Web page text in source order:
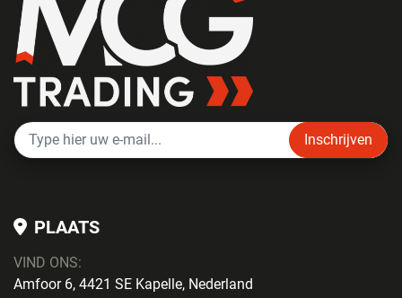
Inschrijven
PLAATS
VIND ONS:
Amfoor 6, 4421 SE Kapelle, Nederland